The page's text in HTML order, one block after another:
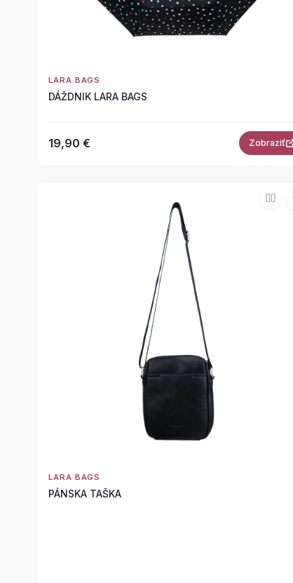
LARA BAGS
DÁŽDNIK LARA BAGS
19,90 € Zobraziť
LARA BAGS
PÁNSKA TAŠKA